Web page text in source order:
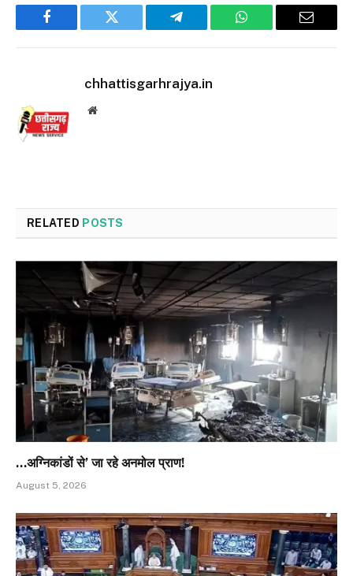
Facebook Twitter Telegram WhatsApp Email
chhattisgarhrajya.in
Website
RELATED POSTS
…अग्निकांडों से’ जा रहे अनमोल प्राण!
August 5, 2026